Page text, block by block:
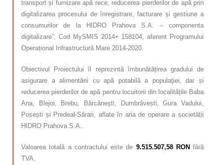
transport și furnizare apă rece, reducerea pierderilor de apă prin
digitalizarea procesului de înregistrare, facturare și gestiune a
consumurilor de la HIDRO Prahova S.A. – componenta
digitalizare”, Cod MySMIS 2014+ 158104, aferent Programului
Operațional Infrastructură Mare 2014-2020.
Obiectivul Proiectului îl reprezintă îmbunătățirea gradului de
asigurare a alimentării cu apă potabilă a populaţiei, dar și
reducerea pierderilor de apă pentru locuitorii din localitățile Baba
Ana, Blejoi, Brebu, Bărcănești, Dumbrăvești, Gura Vadului,
Posești și Predeal-Sărari, aflate în aria de operare a societății
HIDRO Prahova S.A..
Valoarea totală a contractului este de 9.515.507,58 RONfără
TVA.